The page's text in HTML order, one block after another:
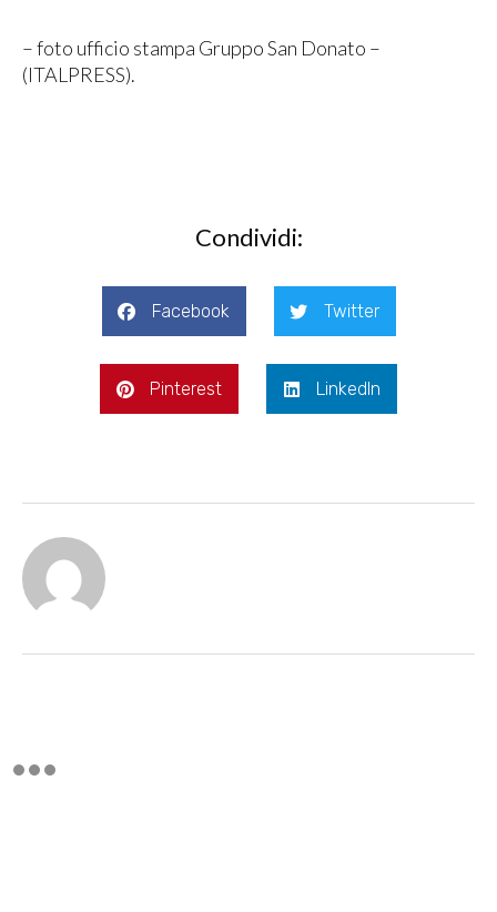
– foto ufficio stampa Gruppo San Donato –
(ITALPRESS).
Condividi:
Facebook Twitter
Pinterest LinkedIn